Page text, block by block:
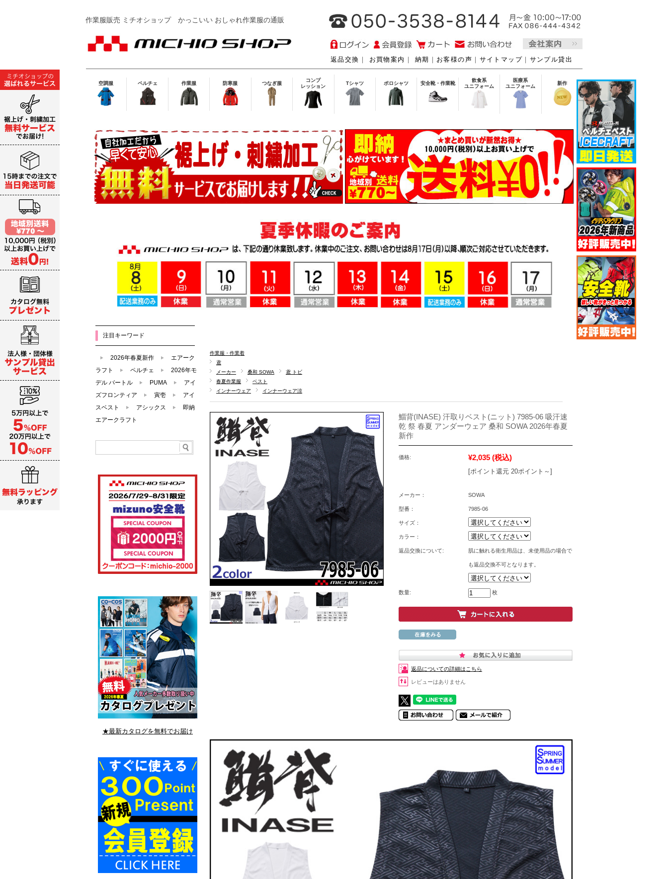
作業服販売 ミチオショップかっこいい おしゃれ作業服の通販
返品交換 ｜ お買物案内 ｜ 納期 ｜ お客様の声 ｜ サイトマップ ｜ サンプル貸出
空調服 ペルチェ 作業服 防寒服 つなぎ服
コンプ
レッション
Tシャツ ポロシャツ 安全靴・作業靴
飲食系
ユニフォーム
医療系
ユニフォーム
新作
作業服・作業着
鳶
メーカー
桑和 SOWA
鳶 トビ
春夏作業服
ベスト
インナーウェア
インナーウェア涼
鯔背(INASE) 汗取りベスト(ニット) 7985-06 吸汗速
乾 祭 春夏 アンダーウェア 桑和 SOWA 2026年春夏
新作
価格: ¥2,035 (税込)
[ポイント還元 20ポイント～]
メーカー： SOWA
型番： 7985-06
サイズ：
カラー：
返品交換について: 肌に触れる衛生用品は、未使用品の場合で
も返品交換不可となります。
数量: 枚
返品についての詳細はこちら
レビューはありません
注目キーワード
2026年春夏新作
エアーク
ラフト
ペルチェ
2026年モ
デル バートル
PUMA
アイ
ズフロンティア
寅壱
アイ
スベスト
アシックス
即納
エアークラフト
★最新カタログを無料でお届け